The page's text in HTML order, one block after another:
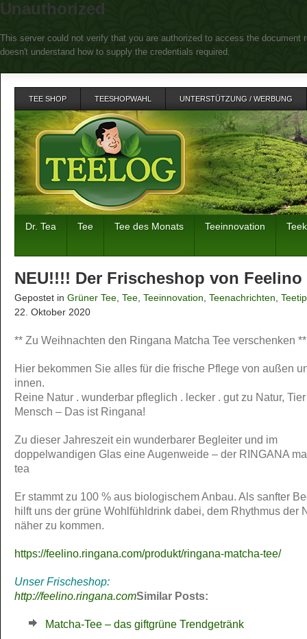
Unauthorized
This server could not verify that you are authorized to access the
doesn't understand how to supply the credentials required.
TEE SHOP TEESHOPWAHL UNTERSTÜTZUNG / WERBUNG
Dr. Tea Tee Tee des Monats Teeinnovation
NEU!!!! Der Frischeshop von Feelino
Gepostet in Grüner Tee Tee Teeinnovation Teenachrichten
22. Oktober 2020
** Zu Weihnachten den Ringana Matcha Tee verschenken **
Hier bekommen Sie alles für die frische Pflege von außen
innen.
Reine Natur . wunderbar pfleglich . lecker . gut zu Natur,
Mensch – Das ist Ringana!
Zu dieser Jahreszeit ein wunderbarer Begleiter und im
doppelwandigen Glas eine Augenweide – der RINGANA
tea
Er stammt zu 100 % aus biologischem Anbau. Als sanfter
hilft uns der grüne Wohlfühldrink dabei, dem Rhythmus der
näher zu kommen.
https://feelino.ringana.com/produkt/ringana-matcha-tee/
Unser Frischeshop:
http://feelino.ringana.comSimilar Posts:
Matcha-Tee – das giftgrüne Trendgetränk